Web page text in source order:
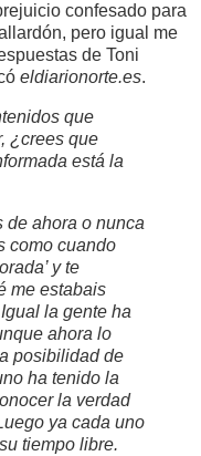
confesado para
pero igual me
de Toni
eldiarionorte.es.
que
¿crees que
está la
de ahora o nunca
como cuando
y te
me estabais
la gente ha
ahora lo
posibilidad de
ha tenido la
la verdad
ya cada uno
tiempo libre.